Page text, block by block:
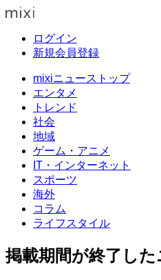
ログイン
新規会員登録
mixiニューストップ
エンタメ
トレンド
社会
地域
ゲーム・アニメ
IT・インターネット
スポーツ
海外
コラム
ライフスタイル
掲載期間が終了した